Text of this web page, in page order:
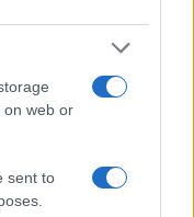
on web or
sent to